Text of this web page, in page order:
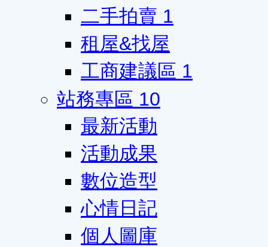
二手拍賣 1
租屋&找屋
工商建議區 1
站務專區 10
最新活動
活動成果
數位造型
心情日記
個人圖庫